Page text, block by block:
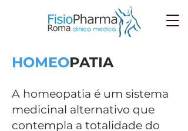
HOMEOPATIA
A homeopatia é um sistema
medicinal alternativo que
contempla a totalidade do